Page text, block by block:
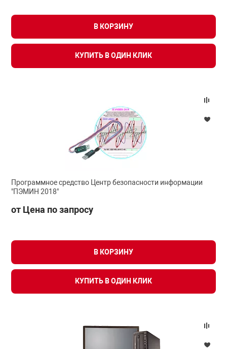
В КОРЗИНУ
КУПИТЬ В ОДИН КЛИК
Программное средство Центр безопасности информации
"ПЭМИН 2018"
от Цена по запросу
В КОРЗИНУ
КУПИТЬ В ОДИН КЛИК